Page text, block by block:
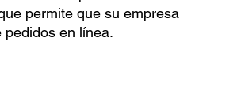
permite que su empresa
pedidos en línea.